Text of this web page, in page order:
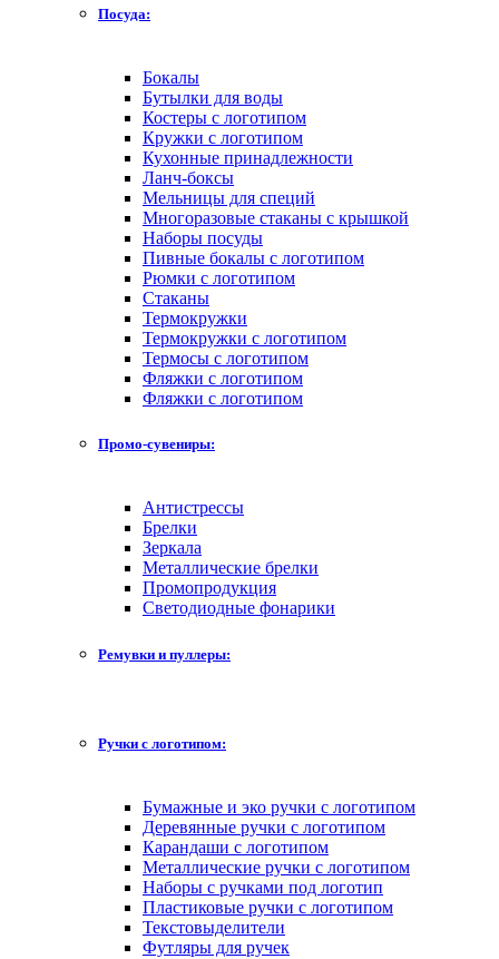
Посуда:
Бокалы
Бутылки для воды
Костеры с логотипом
Кружки с логотипом
Кухонные принадлежности
Ланч-боксы
Мельницы для специй
Многоразовые стаканы с крышкой
Наборы посуды
Пивные бокалы с логотипом
Рюмки с логотипом
Стаканы
Термокружки
Термокружки с логотипом
Термосы с логотипом
Фляжки с логотипом
Фляжки с логотипом
Промо-сувениры:
Антистрессы
Брелки
Зеркала
Металлические брелки
Промопродукция
Светодиодные фонарики
Ремувки и пуллеры:
Ручки с логотипом:
Бумажные и эко ручки с логотипом
Деревянные ручки с логотипом
Карандаши с логотипом
Металлические ручки с логотипом
Наборы с ручками под логотип
Пластиковые ручки с логотипом
Текстовыделители
Футляры для ручек